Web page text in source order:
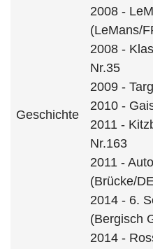
Geschichte
2008 -
(LeMans/
2008 -
Nr.35
2009 -
2010 -
2011 -
Nr.163
2011 -
(Brücke/
2014 - 6.
(Bergisch
2014 -